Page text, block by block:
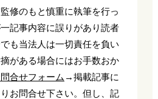
修のもと慎重に執筆を行っ
記事内容に誤りがあり読者
も当法人は一切責任を負い
がある場合にはお手数おか
合せフォーム →掲載記事に
お問合せ下さい。但し、記